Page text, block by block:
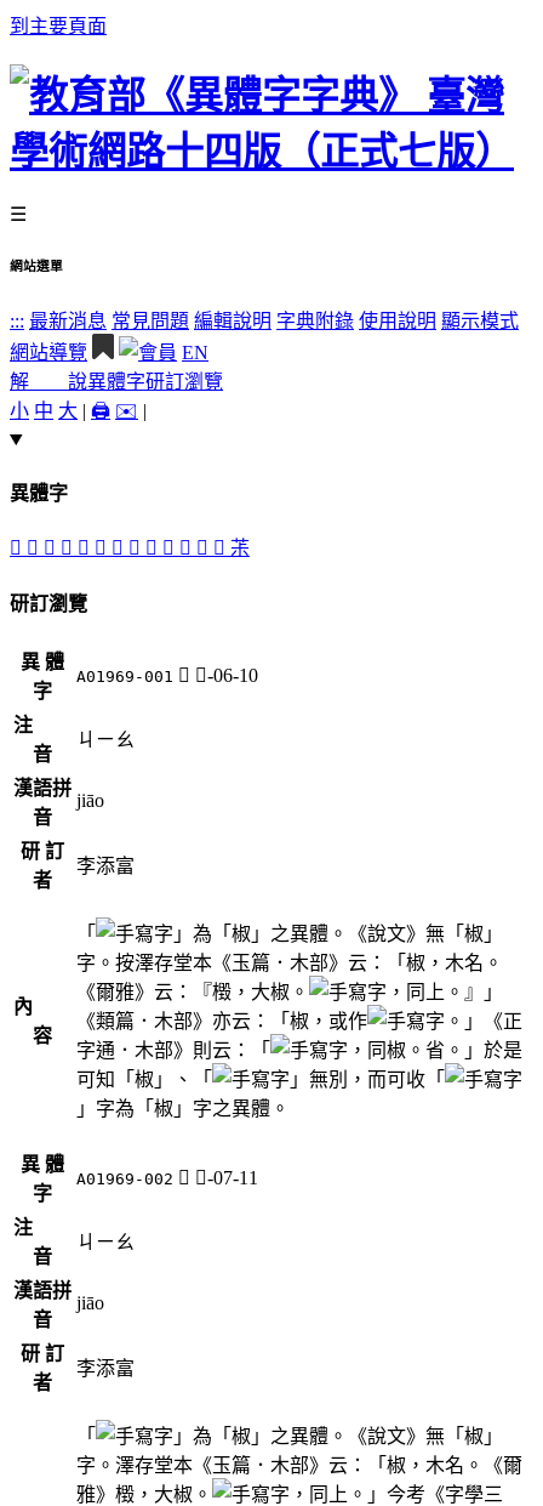
到主要頁面
☰
網站選單
::: 最新消息 常見問題 編輯說明 字典附錄 使用說明 顯示模式
網站導覽
EN
解 說異體字研訂瀏覽
小 中 大 | 🖨️ ✉️ |
異體字
󲴽 󲴺 󲴵 𣐹 󲴻 𣒏 󲴼 󲴸 𣓙 󲴾 󲴷 󲴹 󲴶 茮
研訂瀏覽
異 體
字
A01969-001 𣐹 木-06-10
注
音
ㄐㄧㄠ
漢語拼
音
jiāo
研 訂
者
李添富
內
容
「
」為「椒」之異體。《說文》無「椒」
字。按澤存堂本《玉篇．木部》云：「椒，木名。
《爾雅》云：『檓，大椒。
，同上。』」
《類篇．木部》亦云：「椒，或作
。」《正
字通．木部》則云：「
，同椒。省。」於是
可知「椒」、「
」無別，而可收「
」字為「椒」字之異體。
異 體
字
A01969-002 𣒏 木-07-11
注
音
ㄐㄧㄠ
漢語拼
音
jiāo
研 訂
者
李添富
「
」為「椒」之異體。《說文》無「椒」
字。澤存堂本《玉篇．木部》云：「椒，木名。《爾
雅》檓，大椒。
，同上。」今考《字學三